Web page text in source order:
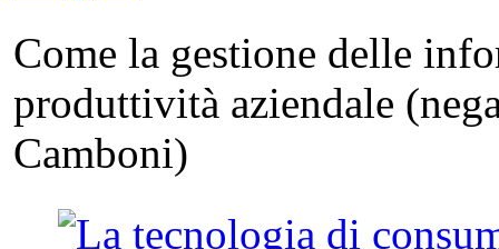
Come la gestione delle
produttività aziendale
Camboni)